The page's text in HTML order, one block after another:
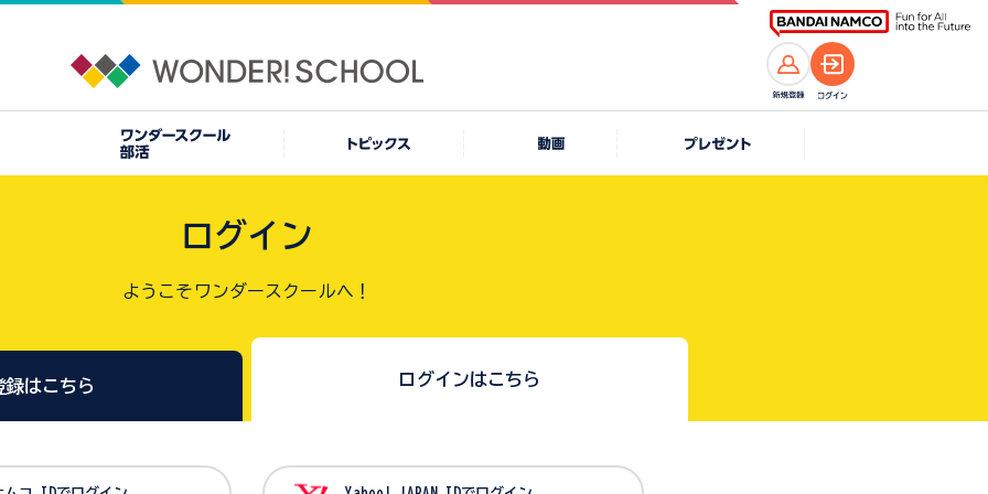
ログイン
ようこそワンダースクールへ！
録はこちら ログインはこちら